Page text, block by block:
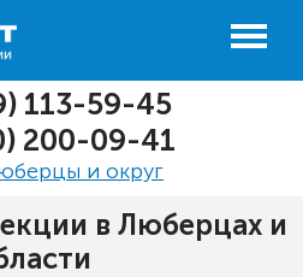
113-59-45
200-09-41
и округ
в Люберцах и